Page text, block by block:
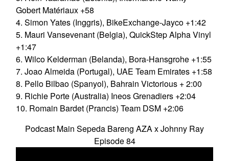
Gobert Matériaux +58
4. Simon Yates (Inggris), BikeExchange-Jayco +1:42
5. Mauri Vansevenant (Belgia), QuickStep Alpha Vinyl
+1:47
6. Wilco Kelderman (Belanda), Bora-Hansgrohe +1:55
7. Joao Almeida (Portugal), UAE Team Emirates +1:58
8. Pello Bilbao (Spanyol), Bahrain Victorious + 2:00
9. Richie Porte (Australia) Ineos Grenadiers +2:04
10. Romain Bardet (Prancis) Team DSM +2:06
Podcast Main Sepeda Bareng AZA x Johnny Ray
Episode 84